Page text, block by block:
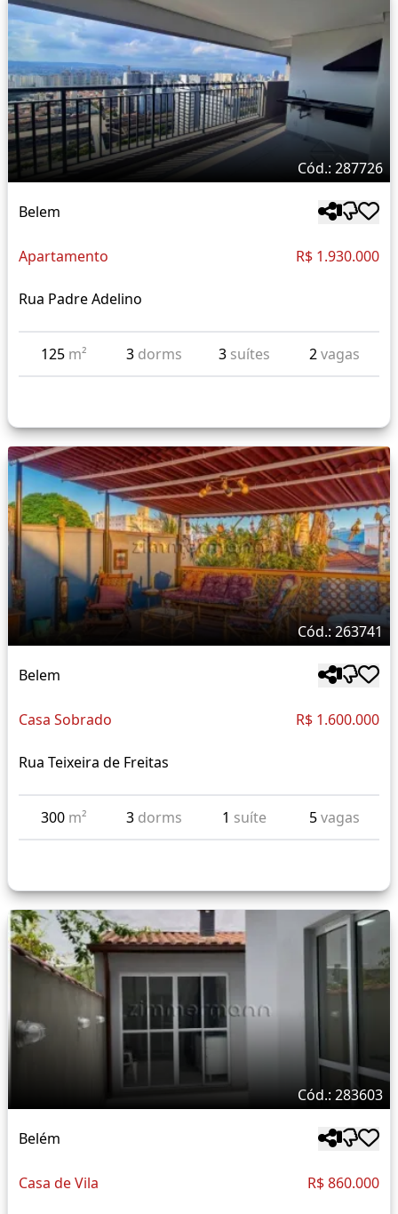
Cód.: 287726
Belem
Apartamento R$ 1.930.000
Rua Padre Adelino
125 m² 3 dorms 3 suítes 2vagas
Cód.: 263741
Belem
Casa Sobrado R$ 1.600.000
Rua Teixeira de Freitas
300 m² 3 dorms 1 suíte 5vagas
Cód.: 283603
Belém
Casa de Vila R$ 860.000